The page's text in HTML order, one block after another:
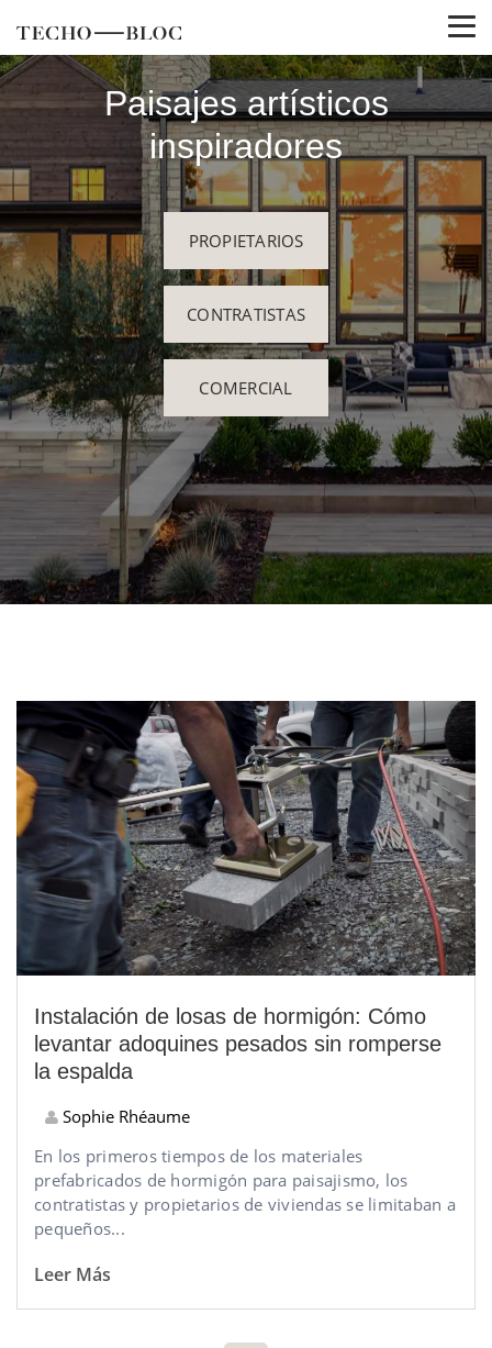
Paisajes artísticos
inspiradores
PROPIETARIOS
CONTRATISTAS
COMERCIAL
Instalación de losas de hormigón: Cómo
levantar adoquines pesados sin romperse
la espalda
Sophie Rhéaume
En los primeros tiempos de los materiales
prefabricados de hormigón para paisajismo, los
contratistas y propietarios de viviendas se limitaban a
pequeños...
Leer Más